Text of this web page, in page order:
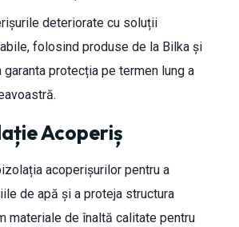
deteriorate cu soluții
folosind produse de la Bilka și
garanta protecția pe termen lung a
Acoperiș
acoperișurilor pentru a
de apă și a proteja structura
materiale de înaltă calitate pentru